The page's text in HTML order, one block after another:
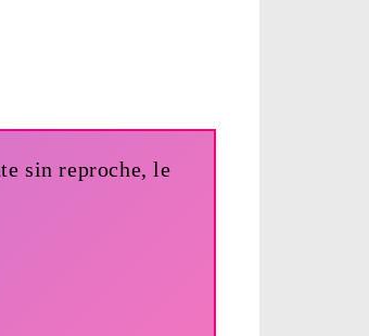
sin reproche, le